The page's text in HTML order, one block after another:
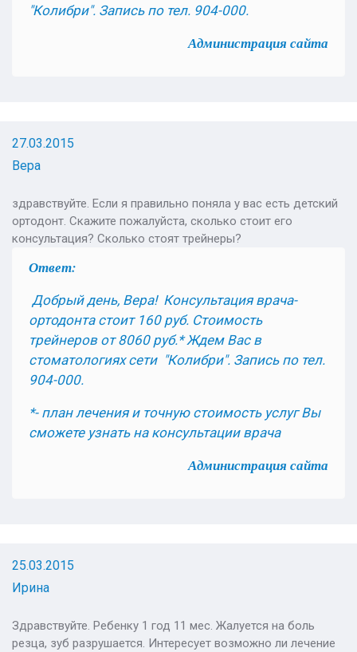
"Колибри". Запись по тел. 904-000.
Администрация сайта
27.03.2015
Вера
здравствуйте. Если я правильно поняла у вас есть детский
ортодонт. Скажите пожалуйста, сколько стоит его
консультация? Сколько стоят трейнеры?
Ответ:
Добрый день, Вера! Консультация врача-
ортодонта стоит 160 руб. Стоимость
трейнеров от 8060 руб.* Ждем Вас в
стоматологиях сети "Колибри". Запись по тел.
904-000.
*- план лечения и точную стоимость услуг Вы
сможете узнать на консультации врача
Администрация сайта
25.03.2015
Ирина
Здравствуйте. Ребенку 1 год 11 мес. Жалуется на боль
резца, зуб разрушается. Интересует возможно ли лечение